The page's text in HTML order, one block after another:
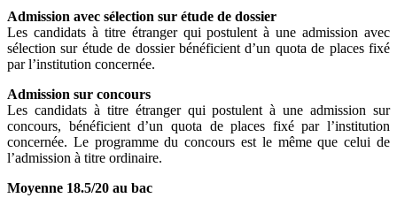
Admission avec sélection sur étude de dossier
Les candidats à titre étranger qui postulent à une admission avec
sélection sur étude de dossier bénéficient d’un quota de places fixé
par l’institution concernée.
Admission sur concours
Les candidats à titre étranger qui postulent à une admission sur
concours, bénéficient d’un quota de places fixé par l’institution
concernée. Le programme du concours est le même que celui de
l’admission à titre ordinaire.
Moyenne 18.5/20 au bac